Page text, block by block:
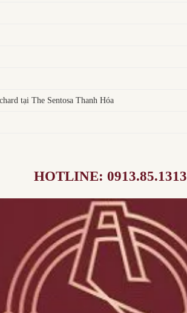
tại The Sentosa Thanh Hóa
HOTLINE: 0913.85.1313